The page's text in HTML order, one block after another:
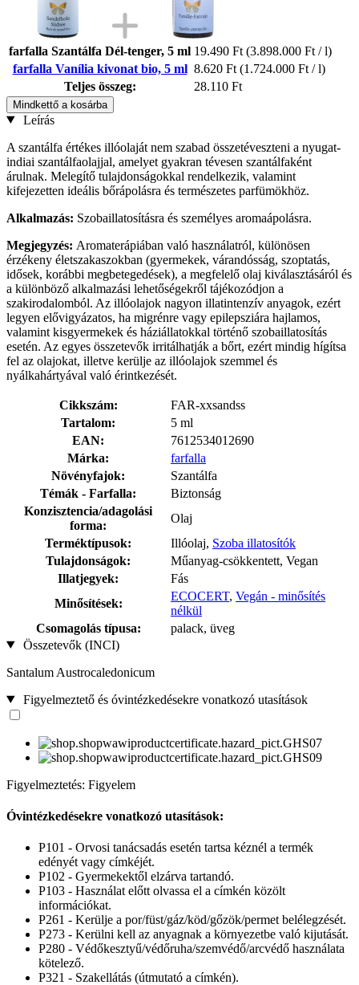
farfalla Szantálfa Dél-tenger, 5 ml 19.490 Ft (3.898.000 Ft / l)
farfalla Vanília kivonat bio, 5 ml 8.620 Ft (1.724.000 Ft / l)
Teljes összeg:
28.110 Ft
Mindkettő a kosárba
Leírás
A szantálfa értékes illóolaját nem szabad összetéveszteni a nyugat-
indiai szantálfaolajjal, amelyet gyakran tévesen szantálfaként
árulnak. Melegítő tulajdonságokkal rendelkezik, valamint
kifejezetten ideális bőrápolásra és természetes parfümökhöz.
Alkalmazás: Szobaillatosításra és személyes aromaápolásra.
Megjegyzés: Aromaterápiában való használatról, különösen
érzékeny életszakaszokban (gyermekek, várandósság, szoptatás,
idősek, korábbi megbetegedések), a megfelelő olaj kiválasztásáról és
a különböző alkalmazási lehetőségekről tájékozódjon a
szakirodalomból. Az illóolajok nagyon illatintenzív anyagok, ezért
legyen elővigyázatos, ha migrénre vagy epilepsziára hajlamos,
valamint kisgyermekek és háziállatokkal történő szobaillatosítás
esetén. Az egyes összetevők irritálhatják a bőrt, ezért mindig hígítsa
fel az olajokat, illetve kerülje az illóolajok szemmel és
nyálkahártyával való érintkezését.
Cikkszám:
FAR-xxsandss
Tartalom:
5 ml
EAN:
7612534012690
Márka:
farfalla
Növényfajok:
Szantálfa
Témák - Farfalla:
Biztonság
Konzisztencia/adagolási
forma:
Olaj
Terméktípusok:
Illóolaj, Szoba illatosítók
Tulajdonságok:
Műanyag-csökkentett, Vegan
Illatjegyek:
Fás
Minősítések:
ECOCERT, Vegán - minősítés
nélkül
Csomagolás típusa:
palack, üveg
Összetevők (INCI)
Santalum Austrocaledonicum
Figyelmeztető és óvintézkedésekre vonatkozó utasítások
Figyelmeztetés: Figyelem
Óvintézkedésekre vonatkozó utasítások:
P101 - Orvosi tanácsadás esetén tartsa kéznél a termék
edényét vagy címkéjét.
P102 - Gyermekektől elzárva tartandó.
P103 - Használat előtt olvassa el a címkén közölt
információkat.
P261 - Kerülje a por/füst/gáz/köd/gőzök/permet belélegzését.
P273 - Kerülni kell az anyagnak a környezetbe való kijutását.
P280 - Védőkesztyű/védőruha/szemvédő/arcvédő használata
kötelező.
P321 - Szakellátás (útmutató a címkén).